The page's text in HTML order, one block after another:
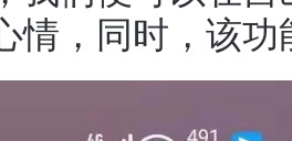
情，同时，该